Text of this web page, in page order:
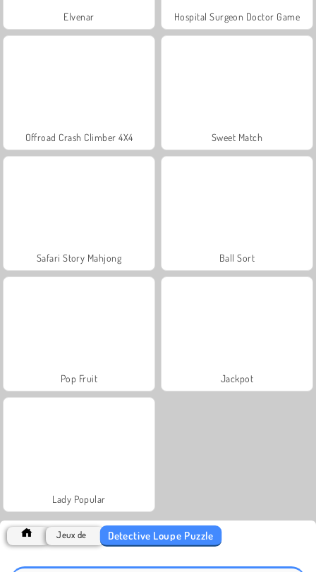
Elvenar Hospital Surgeon Doctor Game
Offroad Crash Climber 4X4 Sweet Match
Safari Story Mahjong Ball Sort
Pop Fruit Jackpot
Lady Popular
Jeux de Detective Loupe Puzzle